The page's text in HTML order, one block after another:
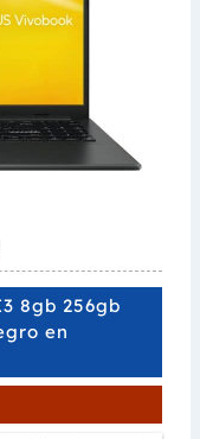
8gb 256gb
en